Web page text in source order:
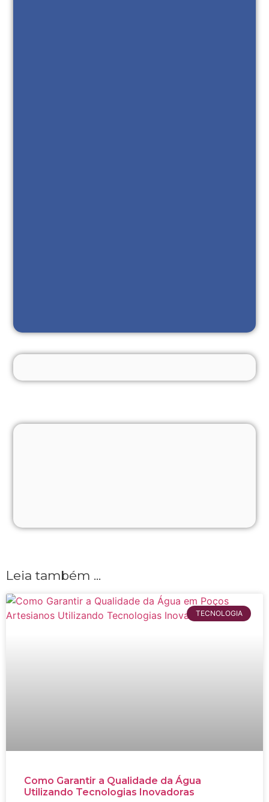
Leia também ...
TECNOLOGIA
Como Garantir a Qualidade da Água
Utilizando Tecnologias Inovadoras